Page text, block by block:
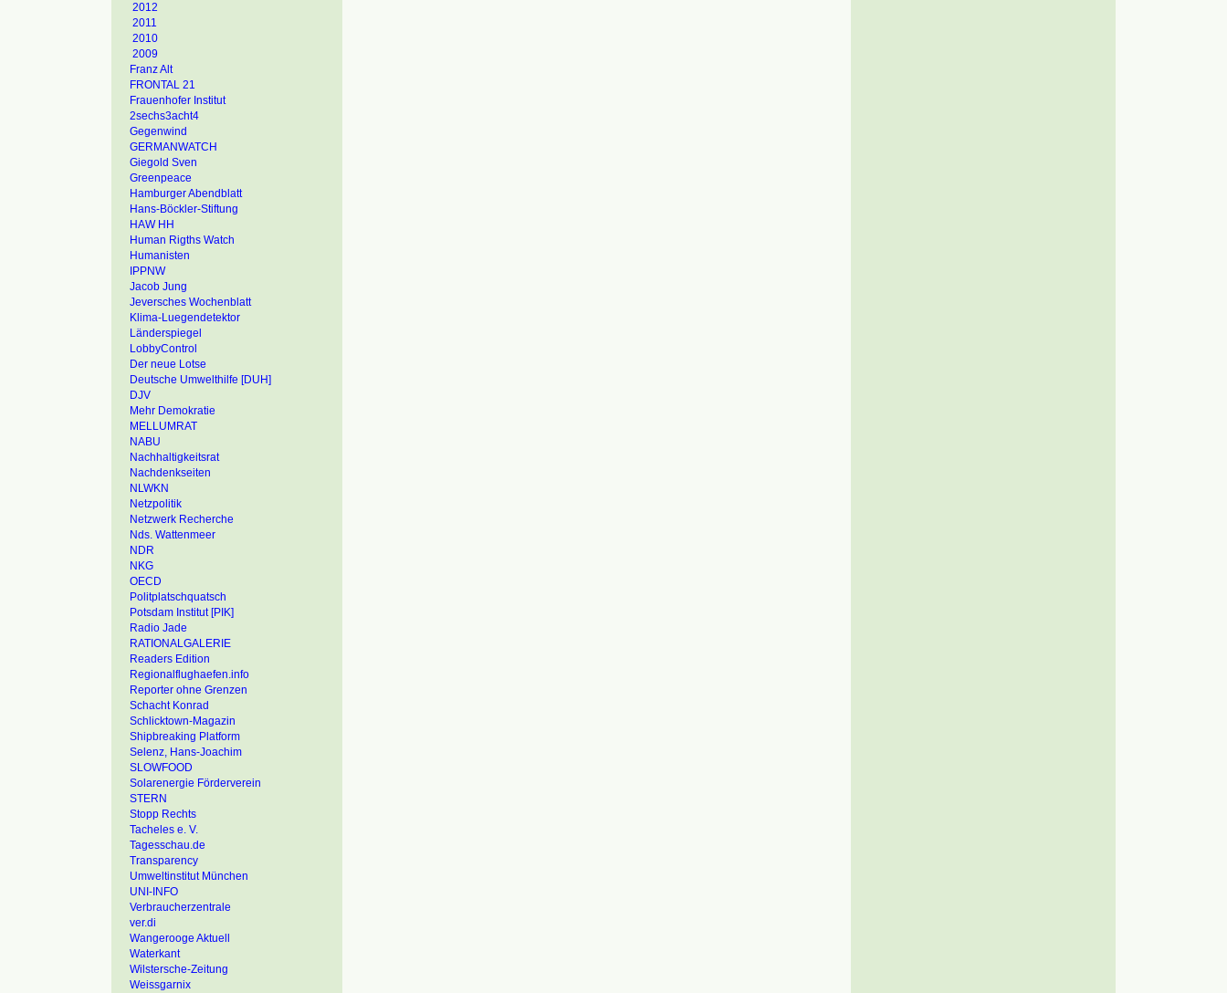
2012
2011
2010
2009
Franz Alt
FRONTAL 21
Frauenhofer Institut
2sechs3acht4
Gegenwind
GERMANWATCH
Giegold Sven
Greenpeace
Hamburger Abendblatt
Hans-Böckler-Stiftung
HAW HH
Human Rigths Watch
Humanisten
IPPNW
Jacob Jung
Jeversches Wochenblatt
Klima-Luegendetektor
Länderspiegel
LobbyControl
Der neue Lotse
Deutsche Umwelthilfe [DUH]
DJV
Mehr Demokratie
MELLUMRAT
NABU
Nachhaltigkeitsrat
Nachdenkseiten
NLWKN
Netzpolitik
Netzwerk Recherche
Nds. Wattenmeer
NDR
NKG
OECD
Politplatschquatsch
Potsdam Institut [PIK]
Radio Jade
RATIONALGALERIE
Readers Edition
Regionalflughaefen.info
Reporter ohne Grenzen
Schacht Konrad
Schlicktown-Magazin
Shipbreaking Platform
Selenz, Hans-Joachim
SLOWFOOD
Solarenergie Förderverein
STERN
Stopp Rechts
Tacheles e. V.
Tagesschau.de
Transparency
Umweltinstitut München
UNI-INFO
Verbraucherzentrale
ver.di
Wangerooge Aktuell
Waterkant
Wilstersche-Zeitung
Weissgarnix